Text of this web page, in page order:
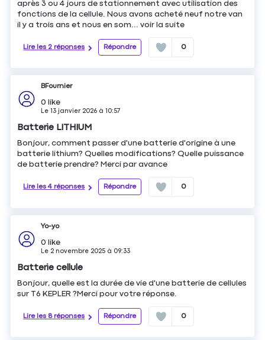
après 3 ou 4 jours de stationnement avec utilisation des
fonctions de la cellule. Nous avons acheté neuf notre van
il y a trois ans et nous en som...voir la suite
Lire les 2 réponses Répondre 0
BFournier
0 like
Le13 janvier 2026 à10:57
Batterie LITHIUM
Bonjour, comment passer d'une batterie d'origine à une
batterie lithium? Quelles modifications? Quelle puissance
de batterie prendre? Merci par avance
Lire les 4 réponses Répondre 0
Yo-yo
0 like
Le 2 novembre 2025 à 09:33
Batterie cellule
Bonjour, quelle est la durée de vie d'une batterie de cellules
sur T6 KEPLER ?Merci pour votre réponse.
Lire les 8 réponses Répondre 0